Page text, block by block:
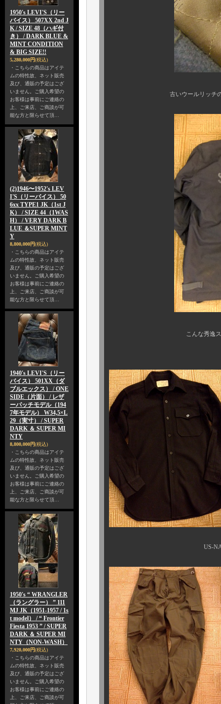
1950's LEVI'S（リー
バイス） 507XX 2nd J
K / SIZE 48（ハギ付
き） / DARK BLUE &
MINT CONDITION
& BIG SIZE!!
5,280,000円(税込)
・こちらの商品はアイテ
ムの特性故、ネット販売
及び、通販の予定はござ
いません。ご購入希望の
お客様は事前にご連絡の
上、ご来店、ご商談が可
能な方と限らせて頂…
(2)1946〜1952's LEV
I'S（リーバイス） 50
6xx TYPE1 JK（1st J
K） / SIZE 44（1WAS
H） / VERY DARK B
LUE ＆SUPER MINT
Y
8,800,000円(税込)
・こちらの商品はアイテ
ムの特性故、ネット販売
及び、通販の予定はござ
いません。ご購入希望の
お客様は事前にご連絡の
上、ご来店、ご商談が可
能な方と限らせて頂…
1940's LEVI'S（リー
バイス） 501XX（ダ
ブルエックス） / ONE
SIDE（片面） / レザ
ーパッチモデル（194
7年モデル） W34,5×L
29（実寸） / SUPER
DARK ＆ SUPER MI
NTY
8,800,000円(税込)
・こちらの商品はアイテ
ムの特性故、ネット販売
及び、通販の予定はござ
いません。ご購入希望の
お客様は事前にご連絡の
上、ご来店、ご商談が可
能な方と限らせて頂…
1950's “ WRANGLER
（ラングラー） ” 111
MJ JK（1951-1957 / 1s
t model） / “ Frontier
Fiesta 1953 ” / SUPER
DARK ＆ SUPER MI
NTY（NON-WASH）
7,920,000円(税込)
・こちらの商品はアイテ
ムの特性故、ネット販売
及び、通販の予定はござ
いません。ご購入希望の
お客様は事前にご連絡の
上、ご来店、ご商談が可
古いウールリッチのハンティ
こんな秀逸ステンシルな
US-NAVYのCPOは、